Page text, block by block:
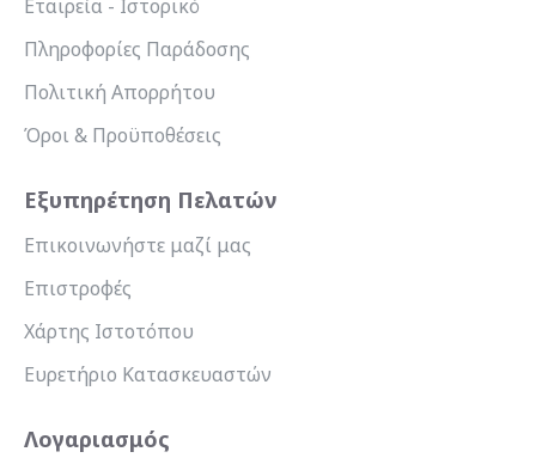
Εταιρεία - Ιστορικό
Πληροφορίες Παράδοσης
Πολιτική Απορρήτου
Όροι & Προϋποθέσεις
Εξυπηρέτηση Πελατών
Επικοινωνήστε μαζί μας
Επιστροφές
Χάρτης Ιστοτόπου
Ευρετήριο Κατασκευαστών
Λογαριασμός